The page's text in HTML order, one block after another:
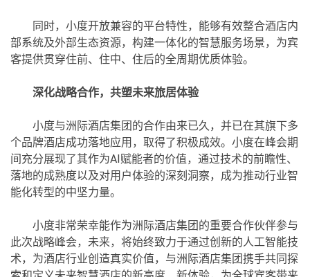
同时，小度开放兼容的平台特性，能够有效整合酒店内
部系统及外部生态资源，构建一体化的智慧服务场景，为宾
客提供贯穿住前、住中、住后的全周期优质体验。
深化战略合作，共塑未来旅居体验
小度与洲际酒店集团的合作由来已久，并已在其旗下多
个品牌酒店成功落地应用，取得了积极成效。小度在峰会期
间充分展现了其作为AI赋能者的价值，通过技术的前瞻性、
落地的成熟度以及对用户体验的深刻洞察，成为推动行业智
能化转型的中坚力量。
小度非常荣幸能作为洲际酒店集团的重要合作伙伴参与
此次战略峰会，未来，将始终致力于通过创新的人工智能技
术，为酒店行业创造真实价值，与洲际酒店集团携手共同探